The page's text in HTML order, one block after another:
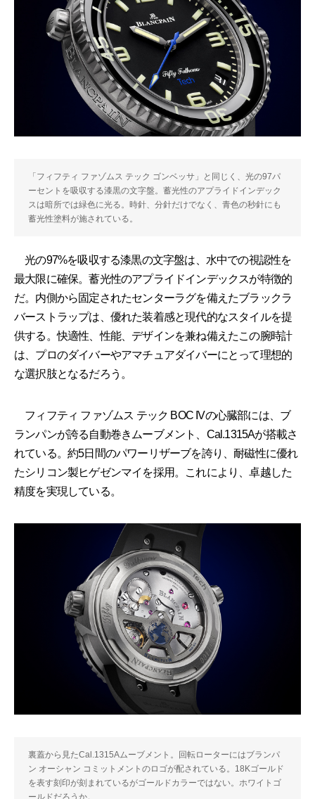
「フィフティ ファゾムス テック ゴンベッサ」と同じく、光の97パ
ーセントを吸収する漆黒の文字盤。蓄光性のアプライドインデック
スは暗所では緑色に光る。時針、分針だけでなく、青色の秒針にも
蓄光性塗料が施されている。
光の97%を吸収する漆黒の文字盤は、水中での視認性を
最大限に確保。蓄光性のアプライドインデックスが特徴的
だ。内側から固定されたセンターラグを備えたブラックラ
バーストラップは、優れた装着感と現代的なスタイルを提
供する。快適性、性能、デザインを兼ね備えたこの腕時計
は、プロのダイバーやアマチュアダイバーにとって理想的
な選択肢となるだろう。
フィフティ ファゾムス テック BOC IVの心臓部には、ブ
ランパンが誇る自動巻きムーブメント、Cal.1315Aが搭載さ
れている。約5日間のパワーリザーブを誇り、耐磁性に優れ
たシリコン製ヒゲゼンマイを採用。これにより、卓越した
精度を実現している。
裏蓋から見たCal.1315Aムーブメント。回転ローターにはブランパ
ン オーシャン コミットメントのロゴが配されている。18Kゴールド
を表す刻印が刻まれているがゴールドカラーではない。ホワイトゴ
ールドだろうか。